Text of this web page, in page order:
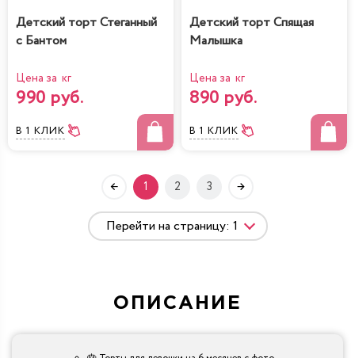
Детский торт Стеганный
с Бантом
Цена за кг
990 руб.
В 1 КЛИК
Детский торт Спящая
Малышка
Цена за кг
890 руб.
В 1 КЛИК
1 2 3
ОПИСАНИЕ